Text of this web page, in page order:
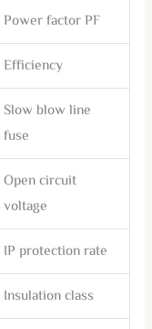
Power factor PF
Efficiency
Slow blow line
fuse
Open circuit
voltage
IP protection rate
Insulation class